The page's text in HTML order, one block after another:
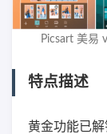
Picsart 美易
特点描述
黄金功能已